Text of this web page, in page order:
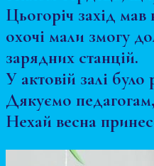
Цьогоріч захід
охочі мали змогу
зарядних станцій.
У актовій залі
Дякуємо
Нехай весна